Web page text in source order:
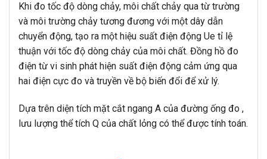
Khi đo tốc độ dòng chảy, môi chất chảy qua từ trường
và môi trường chảy tương đương với một dây dẫn
chuyển động, tạo ra một hiệu suất điện động Ue tỉ lệ
thuận với tốc độ dòng chảy của môi chất. Đồng hồ đo
điện từ vi sinh phát hiện suất điện động cảm ứng qua
hai điện cực đo và truyền về bộ biến đổi để xử lý.
Dựa trên diện tích mặt cắt ngang A của đường ống đo ,
lưu lượng thể tích Q của chất lỏng có thể được tính toán.